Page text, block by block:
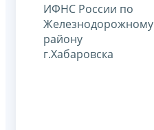
ИФНС России по
Железнодорожному
району
г.Хабаровска